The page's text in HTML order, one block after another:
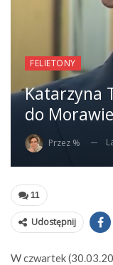
FELIETONY
Katarzyna
do
Przez %
11
Udostępnij
W czwartek